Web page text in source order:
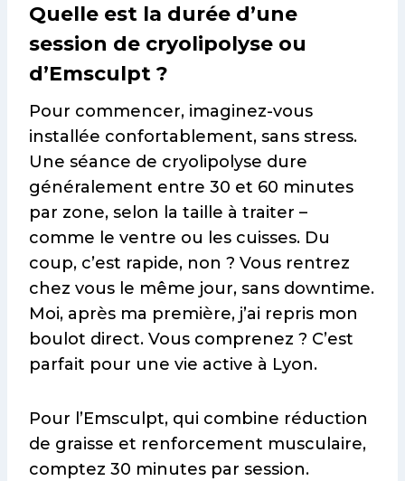
Quelle est la durée d’une
session de cryolipolyse ou
d’Emsculpt ?
Pour commencer, imaginez-vous
installée confortablement, sans stress.
Une séance de cryolipolyse dure
généralement entre 30 et 60 minutes
par zone, selon la taille à traiter –
comme le ventre ou les cuisses. Du
coup, c’est rapide, non ? Vous rentrez
chez vous le même jour, sans downtime.
Moi, après ma première, j’ai repris mon
boulot direct. Vous comprenez ? C’est
parfait pour une vie active à Lyon.
Pour l’Emsculpt, qui combine réduction
de graisse et renforcement musculaire,
comptez 30 minutes par session.